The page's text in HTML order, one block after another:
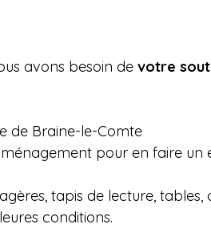
avons besoin de votre
de Braine-le-Comte
pour en faire un
tapis de lecture, tables,
conditions.